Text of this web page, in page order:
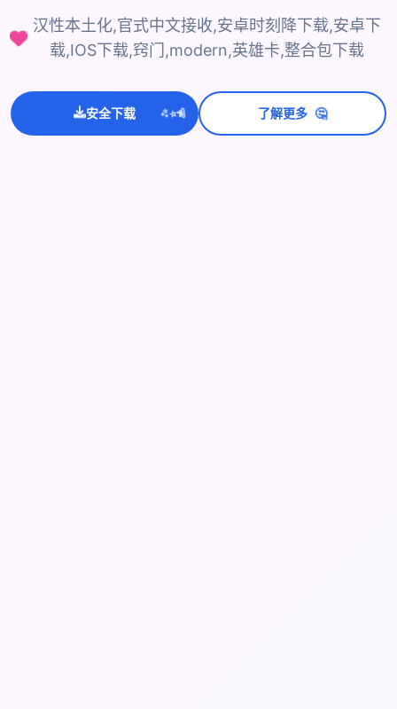
汉性本土化,官式中文接收,安卓时刻降下载,安卓下
载,IOS下载,窍门,modern,英雄卡,整合包下载
安全下载 ✨⭐💫 了解更多 🤔